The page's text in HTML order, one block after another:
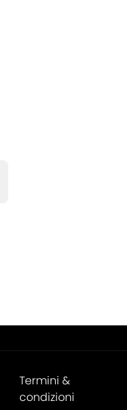
Termini &
condizioni